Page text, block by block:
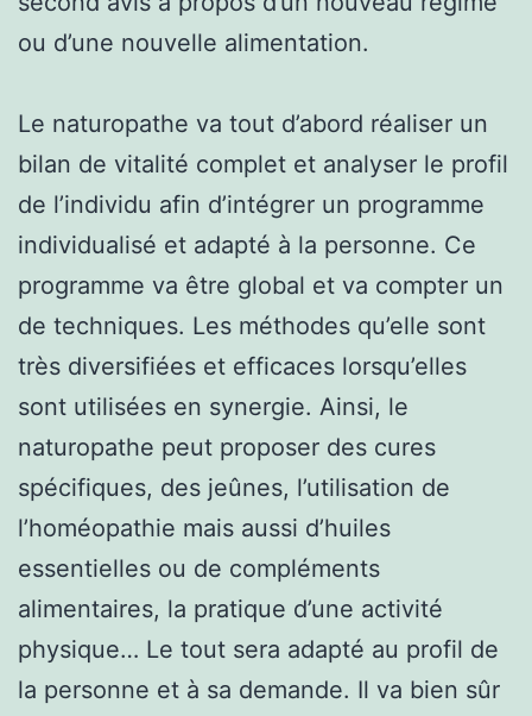
ou d’une nouvelle alimentation.
Le naturopathe va tout d’abord réaliser un
bilan de vitalité complet et analyser le profil
de l’individu afin d’intégrer un programme
individualisé et adapté à la personne. Ce
programme va être global et va compter un
de techniques. Les méthodes qu’elle sont
très diversifiées et efficaces lorsqu’elles
sont utilisées en synergie. Ainsi, le
naturopathe peut proposer des cures
spécifiques, des jeûnes, l’utilisation de
l’homéopathie mais aussi d’huiles
essentielles ou de compléments
alimentaires, la pratique d’une activité
physique… Le tout sera adapté au profil de
la personne et à sa demande. Il va bien sûr